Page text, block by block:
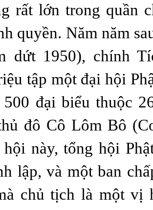
rất lớn trong quần
quyền. Năm năm
dứt 1950), chính
tập một đại hội
500 đại biểu thuộc
đô Cô Lôm Bô
này, tổng hội
lập, và một ban
chủ tịch là một vị